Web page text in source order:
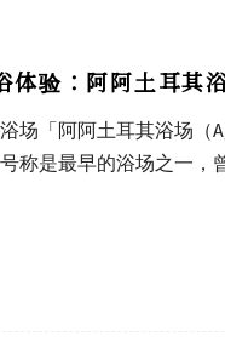
体验：阿阿土耳其
场「阿阿土耳其浴场（
称是最早的浴场之一